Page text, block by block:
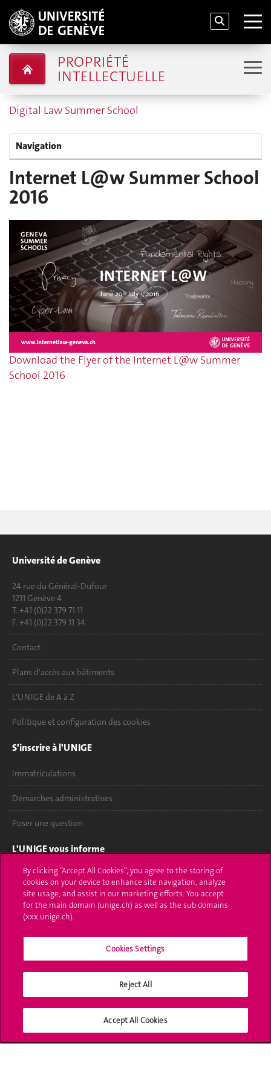
PROPRIÉTÉ
INTELLECTUELLE
Digital Law Summer School
Navigation
Internet L@w Summer School
2016
Download the Flyer of the Internet L@w Summer
School 2016
Université de Genève
24 rue du Général-Dufour
1211 Genève 4
T. +41 (0)22 379 71 11
F. +41 (0)22 379 11 34
Contact
Plans d'accès aux bâtiments
L'UNIGE de A à Z
Politique et configuration des cookies
S'inscrire à l'UNIGE
Immatriculations
Démarches administratives
Poser une question
L'UNIGE vous informe
UNIGE Mobile
Médias
Offres d'emploi
Calendrier académique
Médias sociaux UNIGE
By clicking “Accept All Cookies”, you agree to the storing of
cookies on your device to enhance site navigation, analyze
site usage, and assist in our marketing efforts. You accept
for the main domain (unige.ch) as well as the sub domains
(xxx.unige.ch).
Cookies Settings
Reject All
Accept All Cookies